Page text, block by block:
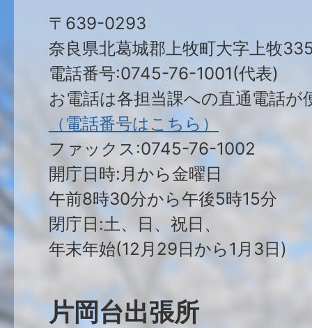
〒639-0293
奈良県北葛城郡上牧町大字上牧
電話番号:0745-76-1001(代表)
お電話は各担当課への直通電話が
（電話番号はこちら）
ファックス:0745-76-1002
開庁日時:月から金曜日
午前8時30分から午後5時15分
閉庁日:土、日、祝日、
年末年始(12月29日から1月3日)
片岡台出張所